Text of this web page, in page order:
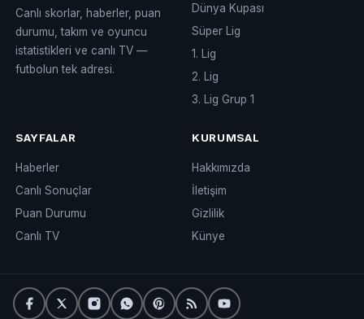
Canlı skorlar, haberler, puan
durumu, takım ve oyuncu
istatistikleri ve canlı TV —
futbolun tek adresi.
Dünya Kupası
Süper Lig
1. Lig
2. Lig
3. Lig Grup 1
SAYFALAR
Haberler
Canlı Sonuçlar
Puan Durumu
Canlı TV
KURUMSAL
Hakkımızda
İletişim
Gizlilik
Künye